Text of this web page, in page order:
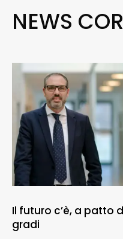
NEWS
Il futuro c’è, a patto
gradi